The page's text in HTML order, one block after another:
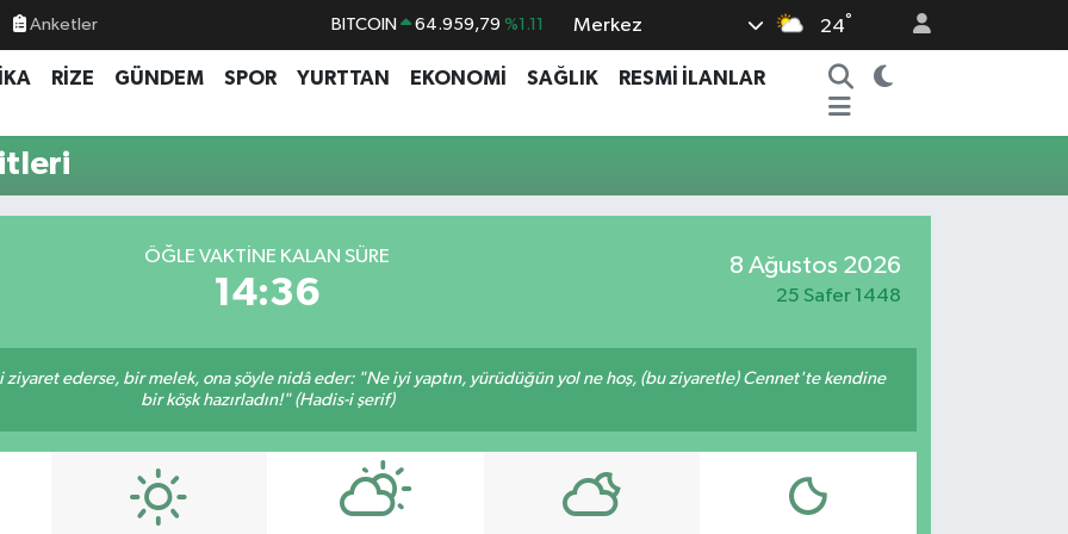
Anketler BITCOIN 64.959,79 %1.11
DOLAR 47,7436 %0.18
GRAM ALTIN 6660.55 %0.03
Merkez 24°
RİZE GÜNDEM SPOR YURTTAN EKONOMİ SAĞLIK
RESMİ İLANLAR
ÖĞLE VAKTINE KALAN SÜRE
14:36
8 Ağustos 2026
25 Safer 1448
ziyaret ederse, bir melek, ona şöyle nidâ eder: "Ne iyi yaptın, yürüdüğün yol ne hoş, (bu ziyaretle) Cennet'te kendine
bir köşk hazırladın!" (Hadis-i şerif)